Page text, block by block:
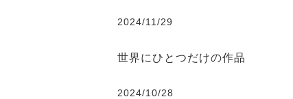
2024/11/29
世界にひとつだけの作品
2024/10/28